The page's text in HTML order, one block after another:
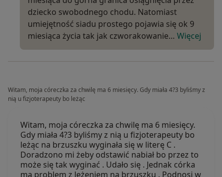
dziecko swobodnego chodu. Natomiast
umiejętność siadu prostego pojawia się ok 9
miesiąca życia tak jak czworakowanie… Więcej
Witam, moja córeczka za chwilę ma 6 miesięcy. Gdy miała 4?3 byliśmy z
nią u fizjoterapeuty bo leżąc
Witam, moja córeczka za chwilę ma 6 miesięcy.
Gdy miała 4?3 byliśmy z nią u fizjoterapeuty bo
leżąc na brzuszku wyginała się w literę C .
Doradzono mi żeby odstawić nabiał bo przez to
może się tak wyginać . Udało się . Jednak córka
ma problem z leżeniem na brzuszku . Podnosi w